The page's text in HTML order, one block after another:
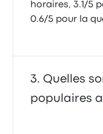
horaires, 3.1/5
0.6/5 pour la
Quelles
populaires